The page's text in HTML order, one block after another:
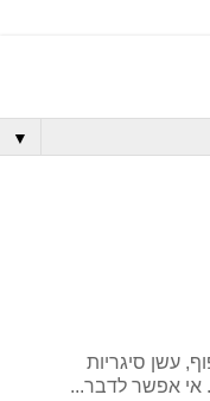
▼
עשן סיגריות
אי אפשר לדבר...